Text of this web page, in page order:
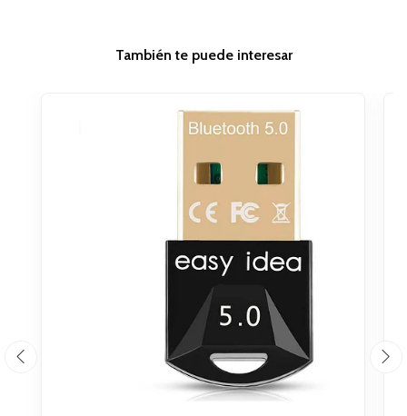
También te puede interesar